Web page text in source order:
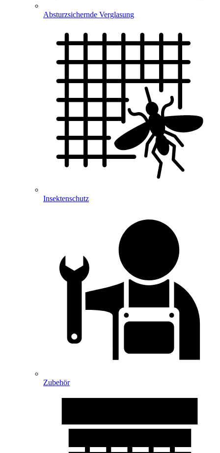
Absturzsichernde Verglasung
Insektenschutz
Zubehör